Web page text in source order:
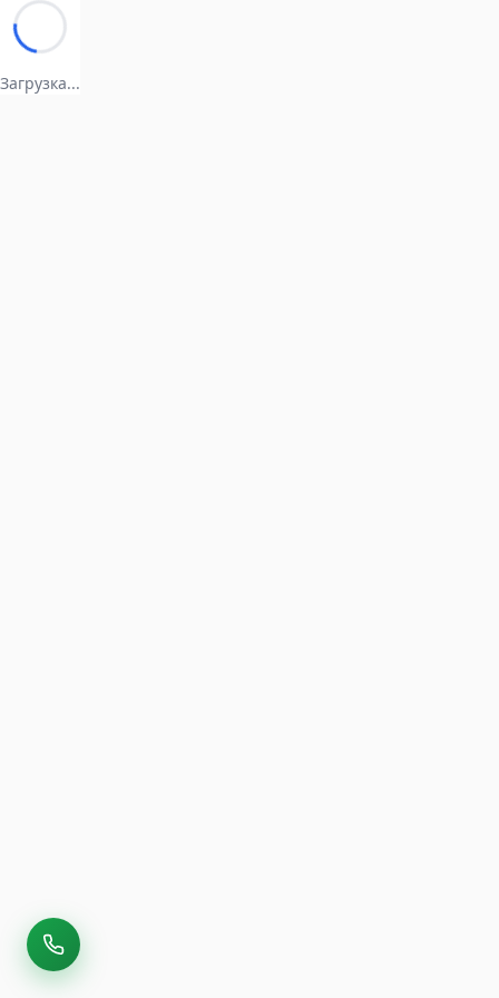
Загрузка...